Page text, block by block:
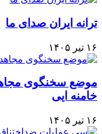
ترانه ایران صدای ما
۱۶ تیر ۱۴۰۵
موضع سخنگوی
خامنه ایی
۱۶ تیر ۱۴۰۵